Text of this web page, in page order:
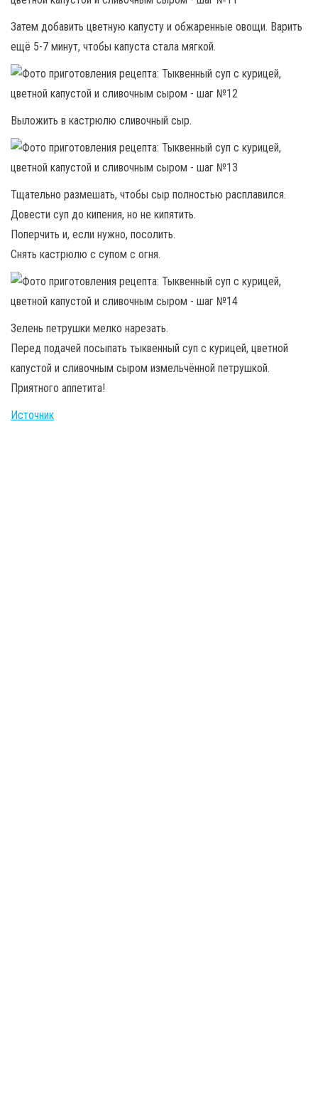
Затем добавить цветную капусту и обжаренные овощи. Варить
ещё 5-7 минут, чтобы капуста стала мягкой.
Выложить в кастрюлю сливочный сыр.
Тщательно размешать, чтобы сыр полностью расплавился.
Довести суп до кипения, но не кипятить.
Поперчить и, если нужно, посолить.
Снять кастрюлю с супом с огня.
Зелень петрушки мелко нарезать.
Перед подачей посыпать тыквенный суп с курицей, цветной
капустой и сливочным сыром измельчённой петрушкой.
Приятного аппетита!
Источник